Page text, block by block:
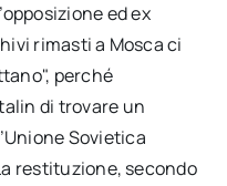
ed ex
rimasti a Mosca ci
perché
di trovare un
Sovietica
restituzione, secondo